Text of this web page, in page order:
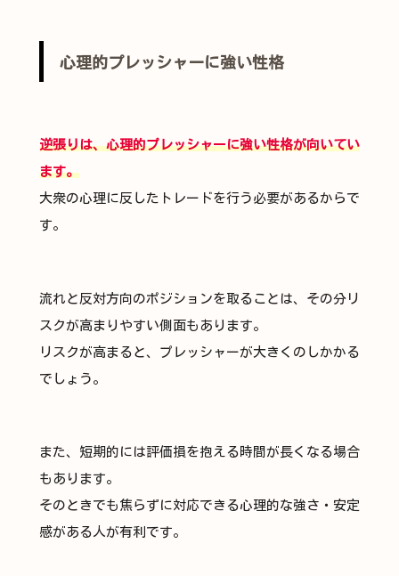
心理的プレッシャーに強い性格
逆張りは、心理的プレッシャーに強い性格が向いてい
ます。
大衆の心理に反したトレードを行う必要があるからで
す。
流れと反対方向のポジションを取ることは、その分リ
スクが高まりやすい側面もあります。
リスクが高まると、プレッシャーが大きくのしかかる
でしょう。
また、短期的には評価損を抱える時間が長くなる場合
もあります。
そのときでも焦らずに対応できる心理的な強さ・安定
感がある人が有利です。